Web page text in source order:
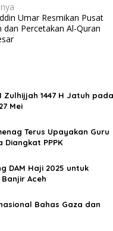
Umar Resmikan Pusat
dan Percetakan Al-Quran
Zulhijjah 1447 H Jatuh pada
Mei
Terus Upayakan Guru
Diangkat PPPK
DAM Haji 2025 untuk
Aceh
Bahas Gaza dan